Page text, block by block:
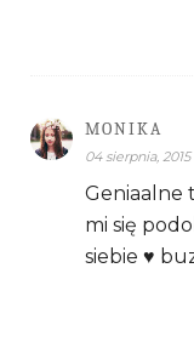
MONIKA
04 sierpnia, 2015
Geniaalne
mi się
siebie ♥